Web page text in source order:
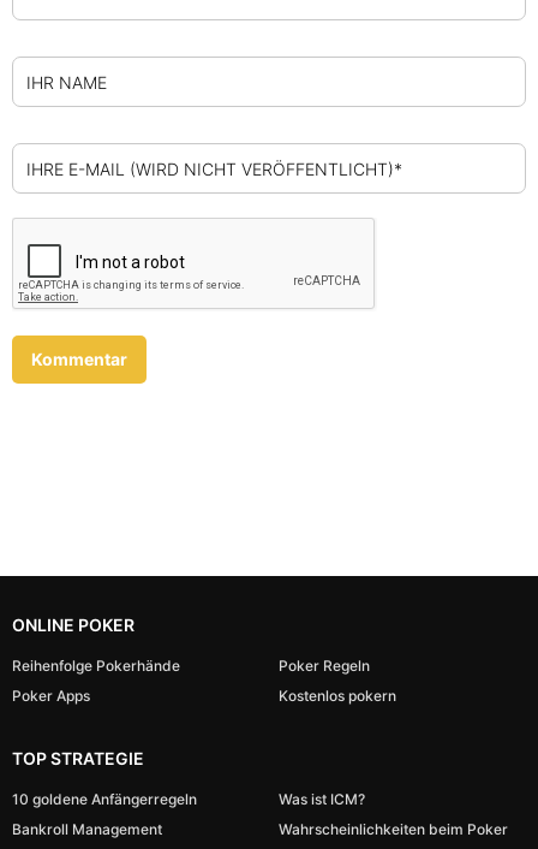
IHR NAME
IHRE E-MAIL (WIRD NICHT VERÖFFENTLICHT)*
ONLINE POKER
Reihenfolge Pokerhände
Poker Apps
Poker Regeln
Kostenlos pokern
TOP STRATEGIE
10 goldene Anfängerregeln
Bankroll Management
Was ist ICM?
Wahrscheinlichkeiten beim Poker